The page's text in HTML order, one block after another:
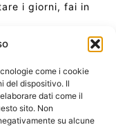
come i cookie
del dispositivo. Il
dati come il
sito. Non
su alcune
i giorni, fai in
Essere per
alla Quinta